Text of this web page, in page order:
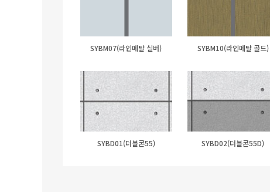
SYBM07(라인메탈 실버) SYBM10(라인메탈 골드)
SYBD01(더블콘55) SYBD02(더블콘55D)